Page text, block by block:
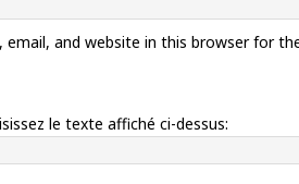
email, and website in this browser for
le texte affiché ci-dessus: